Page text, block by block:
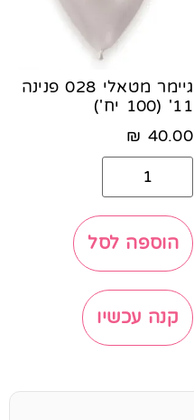
גיימר מטאלי 028 פנינה
11' (100 יח')
40.00
₪
הוספה לסל
קנה עכשיו